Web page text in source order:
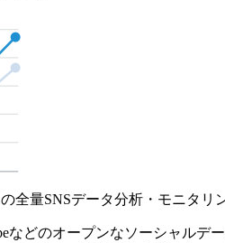
全量SNSデータ分析・モニタリ
などのオープンなソーシャル